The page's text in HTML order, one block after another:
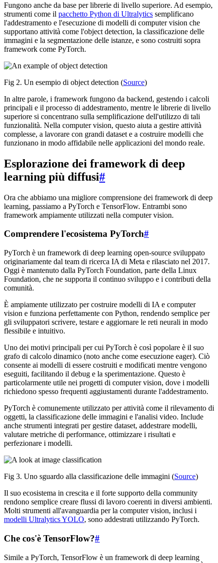
Fungono anche da base per librerie di livello superiore. Ad esempio,
strumenti come il pacchetto Python di Ultralytics semplificano
l'addestramento e l'esecuzione di modelli di computer vision che
supportano attività come l'object detection, la classificazione delle
immagini e la segmentazione delle istanze, e sono costruiti sopra
framework come PyTorch.
Fig 2. Un esempio di object detection (Source)
In altre parole, i framework fungono da backend, gestendo i calcoli
principali e il processo di addestramento, mentre le librerie di livello
superiore si concentrano sulla semplificazione dell'utilizzo di tali
funzionalità. Nella computer vision, questo aiuta a gestire attività
complesse, a lavorare con grandi dataset e a costruire modelli che
funzionano in modo affidabile nelle applicazioni del mondo reale.
Esplorazione dei framework di deep
learning più diffusi#
Ora che abbiamo una migliore comprensione dei framework di deep
learning, passiamo a PyTorch e TensorFlow. Entrambi sono
framework ampiamente utilizzati nella computer vision.
Comprendere l'ecosistema PyTorch#
PyTorch è un framework di deep learning open-source sviluppato
originariamente dal team di ricerca IA di Meta e rilasciato nel 2017.
Oggi è mantenuto dalla PyTorch Foundation, parte della Linux
Foundation, che ne supporta il continuo sviluppo e i contributi della
comunità.
È ampiamente utilizzato per costruire modelli di IA e computer
vision e funziona perfettamente con Python, rendendo semplice per
gli sviluppatori scrivere, testare e aggiornare le reti neurali in modo
flessibile e intuitivo.
Uno dei motivi principali per cui PyTorch è così popolare è il suo
grafo di calcolo dinamico (noto anche come esecuzione eager). Ciò
consente ai modelli di essere costruiti e modificati mentre vengono
eseguiti, facilitando il debug e la sperimentazione. Questo è
particolarmente utile nei progetti di computer vision, dove i modelli
richiedono spesso frequenti aggiustamenti durante l'addestramento.
PyTorch è comunemente utilizzato per attività come il rilevamento di
oggetti, la classificazione delle immagini e l'analisi video. Include
anche strumenti integrati per gestire dataset, addestrare modelli,
valutare metriche di performance, ottimizzare i risultati e
perfezionare i modelli.
Fig 3. Uno sguardo alla classificazione delle immagini (Source)
Il suo ecosistema in crescita e il forte supporto della community
rendono semplice creare flussi di lavoro coerenti in diversi ambienti.
Molti strumenti all'avanguardia per la computer vision, inclusi i
modelli Ultralytics YOLO, sono addestrati utilizzando PyTorch.
Che cos'è TensorFlow?#
Simile a PyTorch, TensorFlow è un framework di deep learning